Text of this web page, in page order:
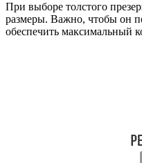
При выборе толстого
размеры. Важно, чтобы он
обеспечить максимальный